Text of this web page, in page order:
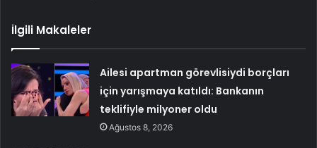
İlgili Makaleler
Ailesi apartman görevlisiydi borçları
için yarışmaya katıldı: Bankanın
teklifiyle milyoner oldu
Ağustos 8, 2026